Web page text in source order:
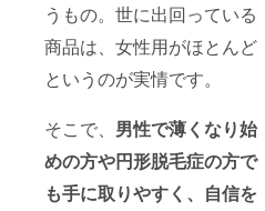
うもの。世に出回っている
商品は、女性用がほとんど
というのが実情です。
そこで、 男性で薄くなり始
めの方や円形脱毛症の方で
も手に取りやすく、自信を